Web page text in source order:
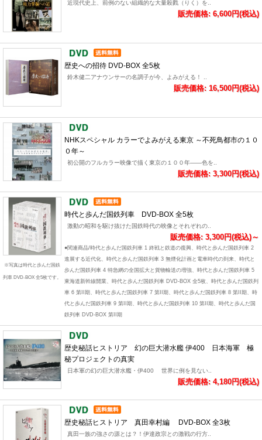
近現代史上、前例のない組織的な大量殺戮（りく）を..
販売価格: 6,600円(税込)
歴史への招待 DVD-BOX 全5枚
鈴木健二アナウンサーの名調子が今、よみがえる！ ..
販売価格: 16,500円(税込)
NHKスペシャル カラーでよみがえる東京 ～不死鳥都市の１０
０年～
初公開のフルカラー映像で描く東京の１００年――色を..
販売価格: 3,300円(税込)
※写真は時代と歩んだ国鉄
列車 DVD-BOX 全5枚です。
時代と歩んだ国鉄列車 DVD-BOX 全5枚
激動の昭和を駆け抜けた国鉄時代の映像とそれぞれの..
販売価格: 3,300円(税込)～
●関連商品/時代と歩んだ国鉄列車 1 終戦と鉄道の復興、時代と歩んだ国鉄列車 2
進展する近代化、時代と歩んだ国鉄列車 3 無煙化計画と電車時代の到来、時代と
歩んだ国鉄列車 4 特急網の全国拡大と貨物輸送の増強、時代と歩んだ国鉄列車 5
東海道新幹線開業、時代と歩んだ国鉄列車 DVD-BOX 全5枚、時代と歩んだ国鉄列
車 6 第II期、時代と歩んだ国鉄列車 7 第II期、時代と歩んだ国鉄列車 8 第II期、時
代と歩んだ国鉄列車 9 第II期、時代と歩んだ国鉄列車 10 第II期、時代と歩んだ国
鉄列車 DVD-BOX 第II期
歴史秘話ヒストリア 幻の巨大潜水艦 伊400 日本海軍 極
秘プロジェクトの真実
日本軍の幻の巨大潜水艦・伊400 世界に例を見ない..
販売価格: 4,180円(税込)
歴史秘話ヒストリア 真田幸村編 DVD-BOX 全3枚
真田一族の強さの源とは？！伊達政宗との激戦の行方..